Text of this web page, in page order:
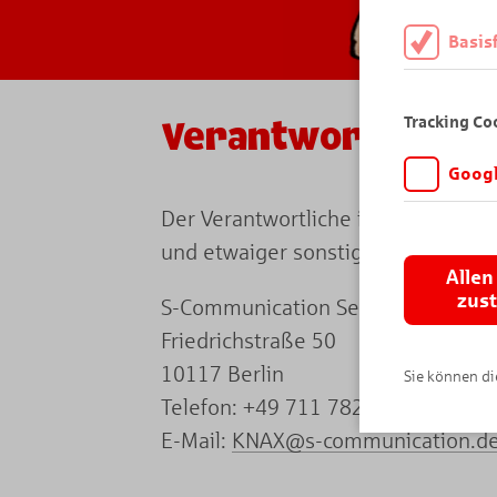
Der Verantwortliche im Sinne der
und etwaiger sonstiger
S-Communication Services GmbH
Friedrichstraße 50
10117 Berlin
Telefon: +49 711 782-0
E-Mail: KNAX@s-
Tracking
Analytics.
wird vor der
Allen
Sie können